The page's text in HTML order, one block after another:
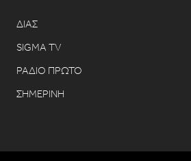
ΔΙΑΣ
SIGMA TV
ΡΑΔΙΟ ΠΡΩΤΟ
ΣΗΜΕΡΙΝΗ